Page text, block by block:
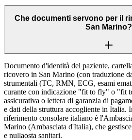
Che documenti servono per il
San Marino?
Documento d'identità del paziente,
ricovero in San Marino (con traduzione
strumentali (TC, RMN, ECG, esami
curante con indicazione "fit to fly" o "fit
assicurativa o lettera di garanzia di
e dati della struttura accogliente in Italia.
riferimento consolare italiano è
Marino (Ambasciata d'Italia), che
e nullaosta sanitari.